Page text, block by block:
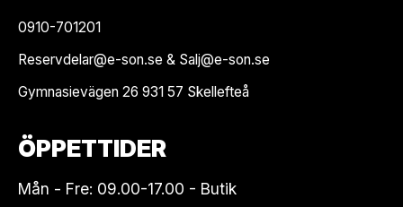
0910-701201
Reservdelar@e-son.se & Salj@e-son.se
Gymnasievägen 26 931 57 Skellefteå
ÖPPETTIDER
Mån - Fre: 09.00-17.00 - Butik